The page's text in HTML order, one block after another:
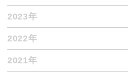
2023年
2022年
2021年